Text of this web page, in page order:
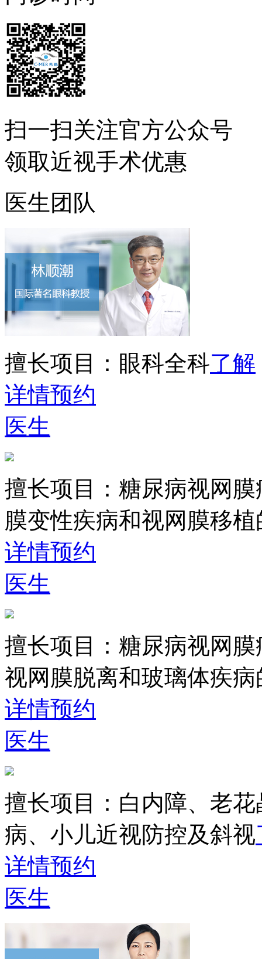
扫一扫关注官方公众号
领取近视手术优惠
医生团队
擅长项目： 眼科全科了解
详情预约
医生
擅长项目： 糖尿病视网
膜变性疾病和视网膜移
详情预约
医生
擅长项目： 糖尿病视网
视网膜脱离和玻璃体疾
详情预约
医生
擅长项目： 白内障、老
病、小儿近视防控及斜视
详情预约
医生